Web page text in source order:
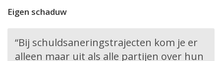
Eigen schaduw
“Bij schuldsaneringstrajecten kom je er
alleen maar uit als alle partijen over hun